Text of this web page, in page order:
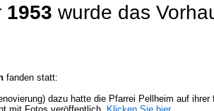
1953 wurde das
fanden statt:
dazu hatte die Pfarrei Pellheim auf